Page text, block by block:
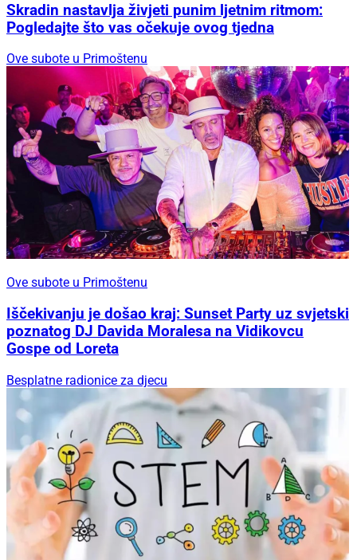
Skradin nastavlja živjeti punim ljetnim ritmom:
Pogledajte što vas očekuje ovog tjedna
Ove subote u Primoštenu
Ove subote u Primoštenu
Iščekivanju je došao kraj: Sunset Party uz svjetski
poznatog DJ Davida Moralesa na Vidikovcu
Gospe od Loreta
Besplatne radionice za djecu